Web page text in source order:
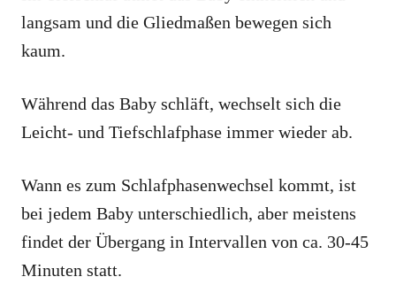
langsam und die Gliedmaßen bewegen sich
kaum.
Während das Baby schläft, wechselt sich die
Leicht- und Tiefschlafphase immer wieder ab.
Wann es zum Schlafphasenwechsel kommt, ist
bei jedem Baby unterschiedlich, aber meistens
findet der Übergang in Intervallen von ca. 30-45
Minuten statt.